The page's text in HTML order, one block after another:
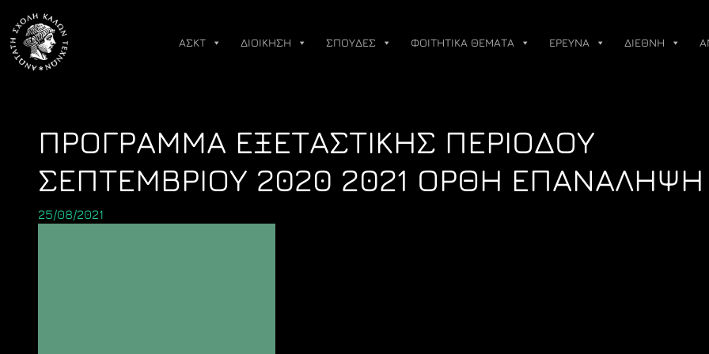
content
ΑΣΚΤ ΔΙΟΙΚΗΣΗ ΣΠΟΥΔΕΣ ΦΟΙΤΗΤΙΚΑ ΘΕΜΑΤΑ ΕΡΕΥΝΑ ΔΙΕΘΝΗ
ΠΡΟΓΡΑΜΜΑ ΕΞΕΤΑΣΤΙΚΗΣ ΠΕΡΙΟΔΟΥ
ΣΕΠΤΕΜΒΡΙΟΥ 2020 2021 ΟΡΘΗ ΕΠΑΝΑΛΗΨΗ
25/08/2021